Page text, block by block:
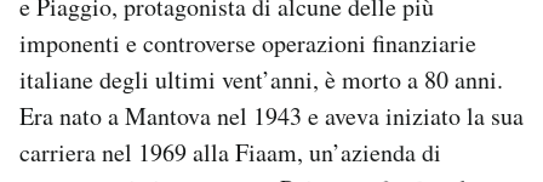
CALENDARIO
AREA PERSONALE
Area Personale
e Piaggio, protagonista di alcune delle più
imponenti e controverse operazioni finanziarie
italiane degli ultimi vent’anni, è morto a 80 anni.
Era nato a Mantova nel 1943 e aveva iniziato la sua
carriera nel 1969 alla Fiaam, un’azienda di